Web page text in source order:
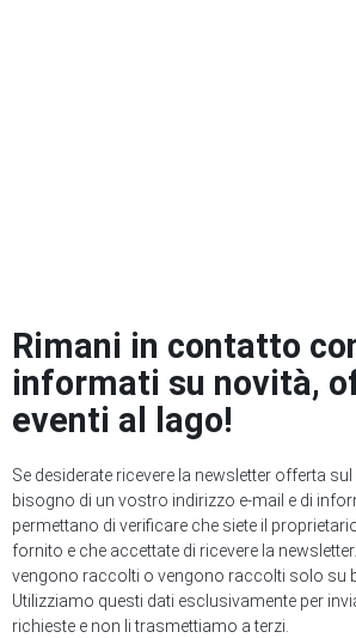
Rimani in contatto
informati su novità,
eventi al lago!
Se desiderate ricevere la newsletter offerta
bisogno di un vostro indirizzo e-mail e di
permettano di verificare che siete il
fornito e che accettate di ricevere la
vengono raccolti o vengono raccolti solo su
Utilizziamo questi dati esclusivamente per
richieste e non li trasmettiamo a terzi.